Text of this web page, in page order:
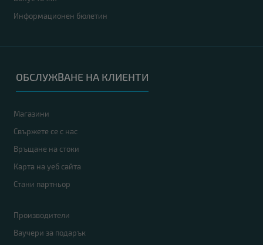
Информационен бюлетин
ОБСЛУЖВАНЕ НА КЛИЕНТИ
Магазини
Свържете се с нас
Връщане на стоки
Карта на уеб сайта
Стани партньор
Производители
Ваучери за подарък